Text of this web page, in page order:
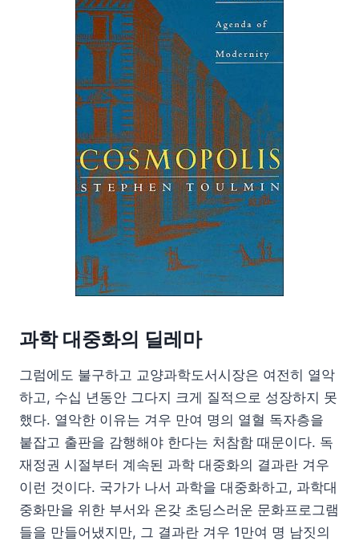
과학 대중화의 딜레마
그럼에도 불구하고 교양과학도서시장은 여전히 열악
하고, 수십 년동안 그다지 크게 질적으로 성장하지 못
했다. 열악한 이유는 겨우 만여 명의 열혈 독자층을
붙잡고 출판을 감행해야 한다는 처참함 때문이다. 독
재정권 시절부터 계속된 과학 대중화의 결과란 겨우
이런 것이다. 국가가 나서 과학을 대중화하고, 과학대
중화만을 위한 부서와 온갖 초딩스러운 문화프로그램
들을 만들어냈지만, 그 결과란 겨우 1만여 명 남짓의